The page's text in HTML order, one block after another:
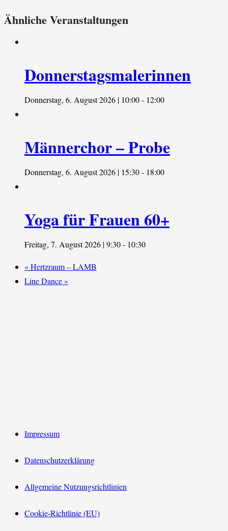
Ähnliche Veranstaltungen
Donnerstagsmalerinnen
Donnerstag, 6. August 2026 | 10:00- 12:00
Männerchor – Probe
Donnerstag, 6. August 2026 | 15:30- 18:00
Yoga für Frauen 60+
Freitag, 7. August 2026 | 9:30- 10:30
«Hertzraum – LAMB
Line Dance»
Impressum
Datenschutzerklärung
Allgemeine Nutzungsrichtlinien
Cookie-Richtlinie (EU)